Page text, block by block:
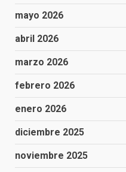
mayo 2026
abril 2026
marzo 2026
febrero 2026
enero 2026
diciembre 2025
noviembre 2025